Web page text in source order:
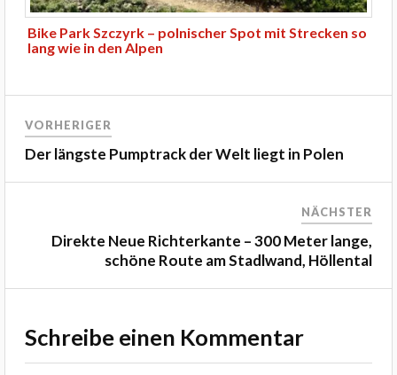
Bike Park Szczyrk – polnischer Spot mit Strecken so
lang wie in den Alpen
VORHERIGER
Der längste Pumptrack der Welt liegt in Polen
NÄCHSTER
Direkte Neue Richterkante – 300 Meter lange,
schöne Route am Stadlwand, Höllental
Schreibe einen Kommentar